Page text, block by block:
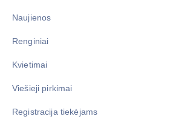
Naujienos
Renginiai
Kvietimai
Viešieji pirkimai
Registracija tiekėjams